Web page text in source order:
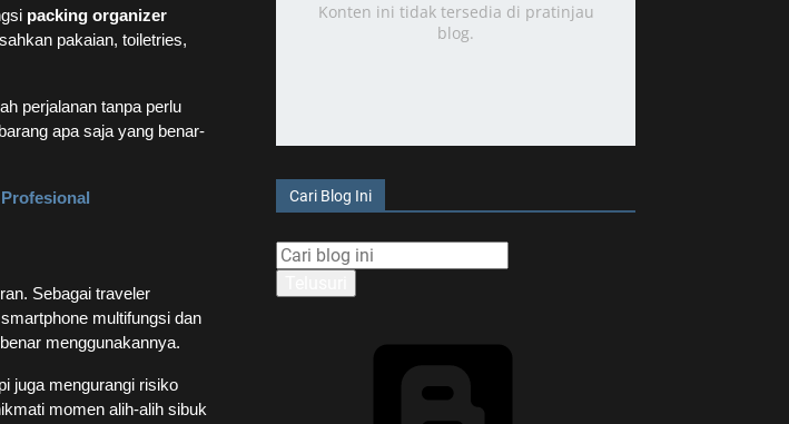
packing organizer
pakaian, toiletries,
perjalanan tanpa perlu
apa saja yang benar-
Sebagai traveler
multifungsi dan
menggunakannya.
juga mengurangi risiko
momen alih-alih sibuk
Konten ini tidak tersedia di pratinjau
blog.
Cari Blog Ini